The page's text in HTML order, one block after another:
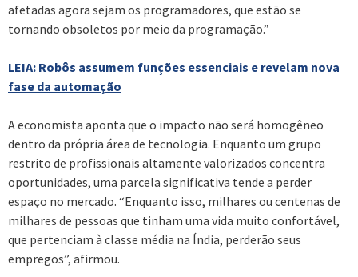
afetadas agora sejam os programadores, que estão se
tornando obsoletos por meio da programação.”
LEIA: Robôs assumem funções essenciais e revelam nova
fase da automação
A economista aponta que o impacto não será homogêneo
dentro da própria área de tecnologia. Enquanto um grupo
restrito de profissionais altamente valorizados concentra
oportunidades, uma parcela significativa tende a perder
espaço no mercado. “Enquanto isso, milhares ou centenas de
milhares de pessoas que tinham uma vida muito confortável,
que pertenciam à classe média na Índia, perderão seus
empregos”, afirmou.